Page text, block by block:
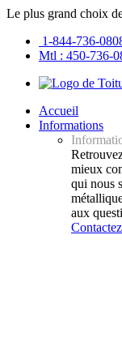
Le plus grand choix
1-844-736-
Mtl : 450-736-
Accueil
Informations
mieux
qui nous
aux